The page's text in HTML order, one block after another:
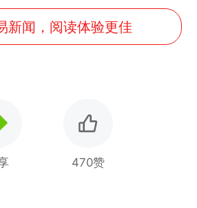
新闻，阅读体验更佳
470赞